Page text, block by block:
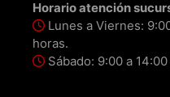
Horario atención
Lunes a Viernes:
horas.
Sábado: 9:00 a